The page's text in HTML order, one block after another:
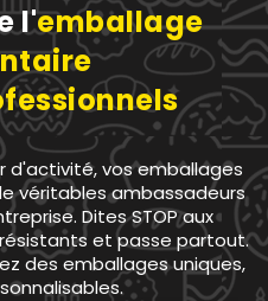
l'emballage
d'activité, vos emballages
véritables ambassadeurs
Dites STOP aux
et passe partout.
des emballages uniques,